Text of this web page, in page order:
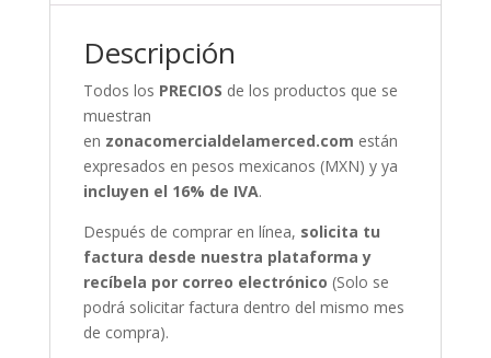
Descripción
Todos los PRECIOS de los productos que se
muestran
en zonacomercialdelamerced.com están
expresados en pesos mexicanos (MXN) y ya
incluyen el 16% de IVA.
Después de comprar en línea, solicita tu
factura desde nuestra plataforma y
recíbela por correo electrónico (Solo se
podrá solicitar factura dentro del mismo mes
de compra).